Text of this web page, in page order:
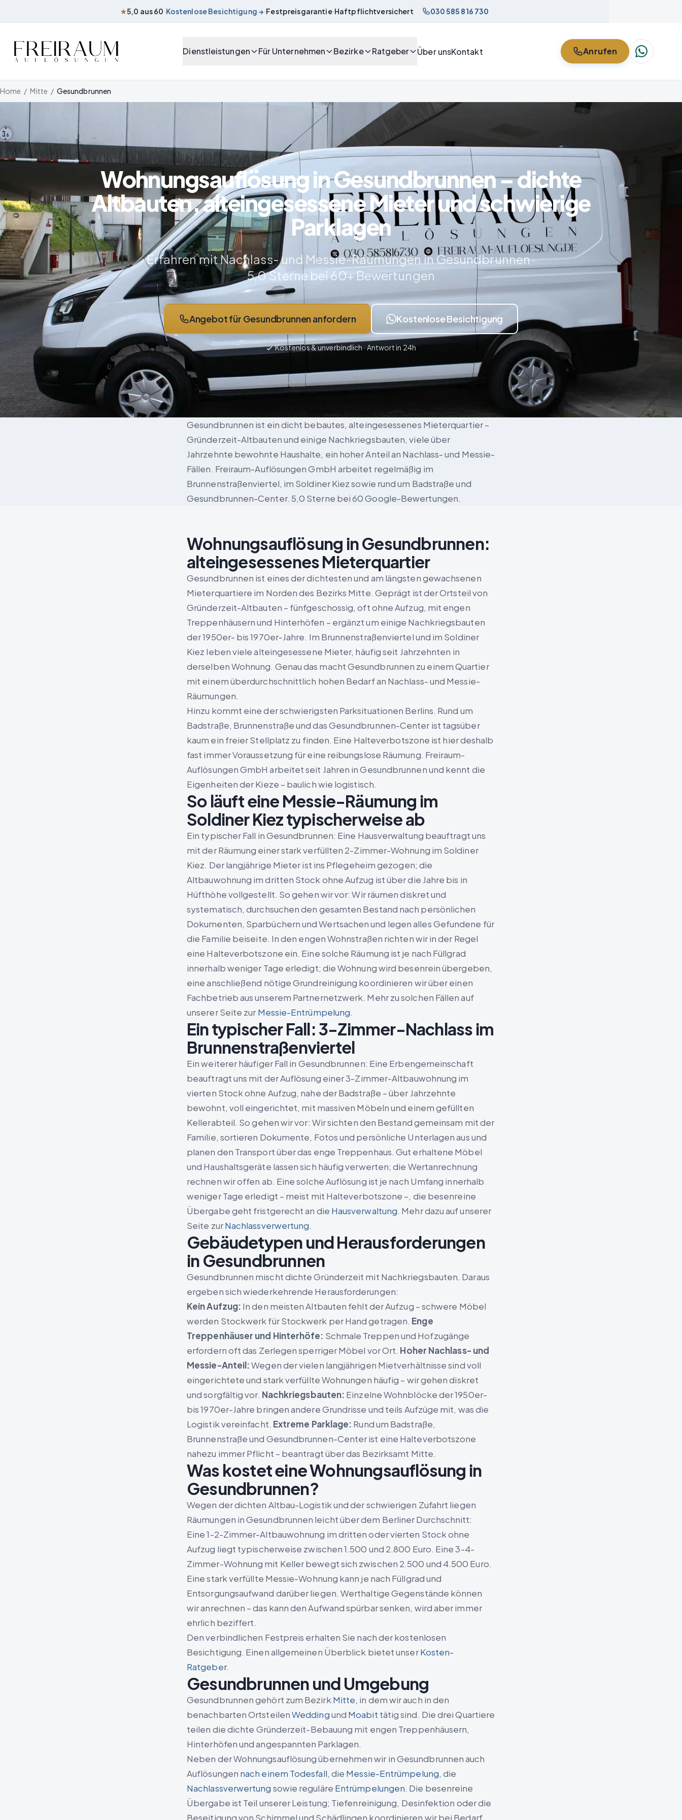
★5,0 aus 60 ·Kostenlose Besichtigung →·Festpreisgarantie·Haftpflichtversichert 030 585 816 730
Dienstleistungen Für Unternehmen Bezirke Ratgeber Über unsKontakt Anrufen
Home / Mitte / Gesundbrunnen
Wohnungsauflösung in Gesundbrunnen – dichte
Altbauten, alteingesessene Mieter und schwierige
Parklagen
Erfahren mit Nachlass- und Messie-Räumungen in Gesundbrunnen ·
5,0 Sterne bei 60+ Bewertungen
Angebot für Gesundbrunnen anfordern Kostenlose Besichtigung
Kostenlos & unverbindlich · Antwort in 24h
Gesundbrunnen ist ein dicht bebautes, alteingesessenes Mieterquartier –
Gründerzeit-Altbauten und einige Nachkriegsbauten, viele über
Jahrzehnte bewohnte Haushalte, ein hoher Anteil an Nachlass- und Messie-
Fällen. Freiraum-Auflösungen GmbH arbeitet regelmäßig im
Brunnenstraßenviertel, im Soldiner Kiez sowie rund um Badstraße und
Gesundbrunnen-Center. 5,0 Sterne bei 60 Google-Bewertungen.
Wohnungsauflösung in Gesundbrunnen:
alteingesessenes Mieterquartier
Gesundbrunnen ist eines der dichtesten und am längsten gewachsenen
Mieterquartiere im Norden des Bezirks Mitte. Geprägt ist der Ortsteil von
Gründerzeit-Altbauten – fünfgeschossig, oft ohne Aufzug, mit engen
Treppenhäusern und Hinterhöfen – ergänzt um einige Nachkriegsbauten
der 1950er- bis 1970er-Jahre. Im Brunnenstraßenviertel und im Soldiner
Kiez leben viele alteingesessene Mieter, häufig seit Jahrzehnten in
derselben Wohnung. Genau das macht Gesundbrunnen zu einem Quartier
mit einem überdurchschnittlich hohen Bedarf an Nachlass- und Messie-
Räumungen.
Hinzu kommt eine der schwierigsten Parksituationen Berlins. Rund um
Badstraße, Brunnenstraße und das Gesundbrunnen-Center ist tagsüber
kaum ein freier Stellplatz zu finden. Eine Halteverbotszone ist hier deshalb
fast immer Voraussetzung für eine reibungslose Räumung. Freiraum-
Auflösungen GmbH arbeitet seit Jahren in Gesundbrunnen und kennt die
Eigenheiten der Kieze – baulich wie logistisch.
So läuft eine Messie-Räumung im
Soldiner Kiez typischerweise ab
Ein typischer Fall in Gesundbrunnen: Eine Hausverwaltung beauftragt uns
mit der Räumung einer stark verfüllten 2-Zimmer-Wohnung im Soldiner
Kiez. Der langjährige Mieter ist ins Pflegeheim gezogen; die
Altbauwohnung im dritten Stock ohne Aufzug ist über die Jahre bis in
Hüfthöhe vollgestellt. So gehen wir vor: Wir räumen diskret und
systematisch, durchsuchen den gesamten Bestand nach persönlichen
Dokumenten, Sparbüchern und Wertsachen und legen alles Gefundene für
die Familie beiseite. In den engen Wohnstraßen richten wir in der Regel
eine Halteverbotszone ein. Eine solche Räumung ist je nach Füllgrad
innerhalb weniger Tage erledigt; die Wohnung wird besenrein übergeben,
eine anschließend nötige Grundreinigung koordinieren wir über einen
Fachbetrieb aus unserem Partnernetzwerk. Mehr zu solchen Fällen auf
unserer Seite zur Messie-Entrümpelung.
Ein typischer Fall: 3-Zimmer-Nachlass im
Brunnenstraßenviertel
Ein weiterer häufiger Fall in Gesundbrunnen: Eine Erbengemeinschaft
beauftragt uns mit der Auflösung einer 3-Zimmer-Altbauwohnung im
vierten Stock ohne Aufzug, nahe der Badstraße – über Jahrzehnte
bewohnt, voll eingerichtet, mit massiven Möbeln und einem gefüllten
Kellerabteil. So gehen wir vor: Wir sichten den Bestand gemeinsam mit der
Familie, sortieren Dokumente, Fotos und persönliche Unterlagen aus und
planen den Transport über das enge Treppenhaus. Gut erhaltene Möbel
und Haushaltsgeräte lassen sich häufig verwerten; die Wertanrechnung
rechnen wir offen ab. Eine solche Auflösung ist je nach Umfang innerhalb
weniger Tage erledigt – meist mit Halteverbotszone –, die besenreine
Übergabe geht fristgerecht an die Hausverwaltung. Mehr dazu auf unserer
Seite zurNachlassverwertung.
Gebäudetypen und Herausforderungen
in Gesundbrunnen
Gesundbrunnen mischt dichte Gründerzeit mit Nachkriegsbauten. Daraus
ergeben sich wiederkehrende Herausforderungen:
Kein Aufzug: In den meisten Altbauten fehlt der Aufzug – schwere Möbel
werden Stockwerk für Stockwerk per Hand getragen. Enge
Treppenhäuser und Hinterhöfe: Schmale Treppen und Hofzugänge
erfordern oft das Zerlegen sperriger Möbel vor Ort. Hoher Nachlass- und
Messie-Anteil:Wegen der vielen langjährigen Mietverhältnisse sind voll
eingerichtete und stark verfüllte Wohnungen häufig – wir gehen diskret
und sorgfältig vor. Nachkriegsbauten: Einzelne Wohnblöcke der 1950er-
bis 1970er-Jahre bringen andere Grundrisse und teils Aufzüge mit, was die
Logistik vereinfacht. Extreme Parklage: Rund um Badstraße,
Brunnenstraße und Gesundbrunnen-Center ist eine Halteverbotszone
nahezu immer Pflicht – beantragt über das Bezirksamt Mitte.
Was kostet eine Wohnungsauflösung in
Gesundbrunnen?
Wegen der dichten Altbau-Logistik und der schwierigen Zufahrt liegen
Räumungen in Gesundbrunnen leicht über dem Berliner Durchschnitt:
Eine 1-2-Zimmer-Altbauwohnung im dritten oder vierten Stock ohne
Aufzug liegt typischerweise zwischen 1.500 und 2.800 Euro. Eine 3-4-
Zimmer-Wohnung mit Keller bewegt sich zwischen 2.500 und 4.500 Euro.
Eine stark verfüllte Messie-Wohnung kann je nach Füllgrad und
Entsorgungsaufwand darüber liegen. Werthaltige Gegenstände können
wir anrechnen – das kann den Aufwand spürbar senken, wird aber immer
ehrlich beziffert.
Den verbindlichen Festpreis erhalten Sie nach der kostenlosen
Besichtigung. Einen allgemeinen Überblick bietet unserKosten-
Ratgeber.
Gesundbrunnen und Umgebung
Gesundbrunnen gehört zum Bezirk Mitte, in dem wir auch in den
benachbarten OrtsteilenWeddingund Moabit tätig sind. Die drei Quartiere
teilen die dichte Gründerzeit-Bebauung mit engen Treppenhäusern,
Hinterhöfen und angespannten Parklagen.
Neben der Wohnungsauflösung übernehmen wir in Gesundbrunnen auch
Auflösungen nach einem Todesfall, die Messie-Entrümpelung, die
Nachlassverwertung sowie reguläre Entrümpelungen. Die besenreine
Übergabe ist Teil unserer Leistung; Tiefenreinigung, Desinfektion oder die
Beseitigung von Schimmel und Schädlingen koordinieren wir bei Bedarf